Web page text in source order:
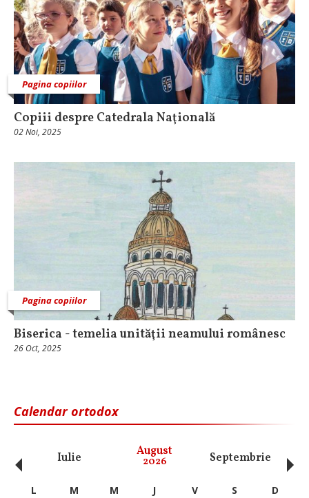
Pagina copiilor
Copiii despre Catedrala Naţională
02 Noi, 2025
Pagina copiilor
Biserica - temelia unităţii neamului românesc
26 Oct, 2025
Calendar ortodox
Iulie August
2026 Septembrie
‹ L M M J V S
D